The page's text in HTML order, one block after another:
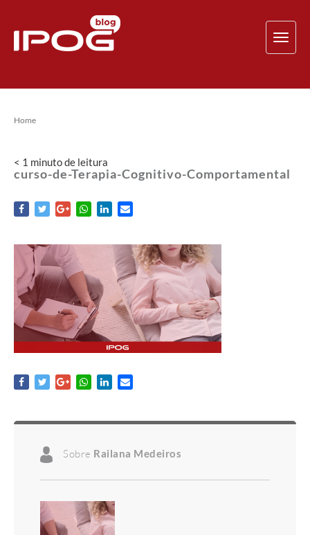
Home
< 1 minutode leitura
curso-de-Terapia-Cognitivo-Comportamental
Sobre Railana Medeiros